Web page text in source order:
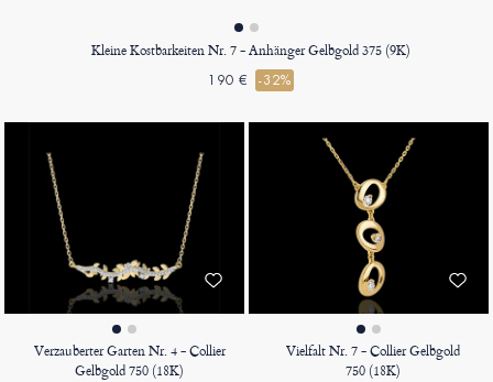
Kleine Kostbarkeiten Nr. 7 - Anhänger Gelbgold 375 (9K)
190 € -32%
Verzauberter Garten Nr. 4 - Collier
Gelbgold 750 (18K)
Vielfalt Nr. 7 - Collier Gelbgold
750 (18K)